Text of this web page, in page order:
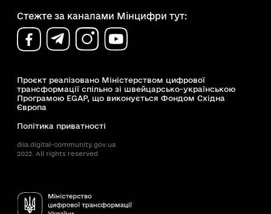
Стежте за каналами Мінцифри тут:
Проєкт реалізовано Міністерством цифрової
трансформації спільно зі швейцарсько-українською
Програмою EGAP, що виконується Фондом Східна
Європа
Політика приватності
diia.digital-community.gov.ua
2022. All rights reserved